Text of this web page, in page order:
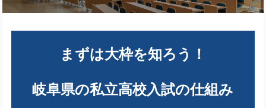
まずは大枠を知ろう！
岐阜県の私立高校入試の仕組み